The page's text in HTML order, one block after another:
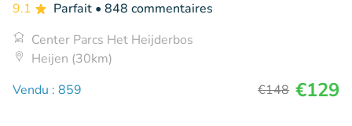
9.1 Parfait • 848 commentaires
Center Parcs Het Heijderbos
Heijen (30km)
Vendu : 859
€148 €129